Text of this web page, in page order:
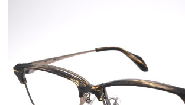
スタッフブログ